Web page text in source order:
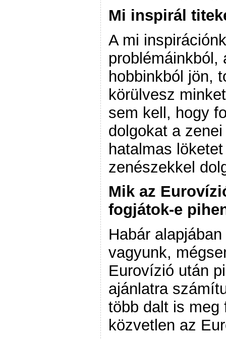
Mi inspirál
A mi
problémáinkból,
hobbinkból jön,
körülvesz
sem kell, hogy
dolgokat a
hatalmas
zenészekkel
Mik az
fogjátok-e
Habár
vagyunk,
Eurovízió után
ajánlatra
több dalt is meg
közvetlen az